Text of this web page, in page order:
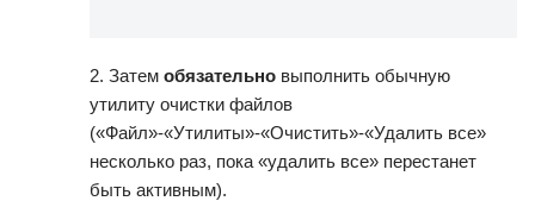
2. Затем обязательно выполнить обычную
утилиту очистки файлов
(«Файл»-«Утилиты»-«Очистить»-«Удалить все»
несколько раз, пока «удалить все» перестанет
быть активным).